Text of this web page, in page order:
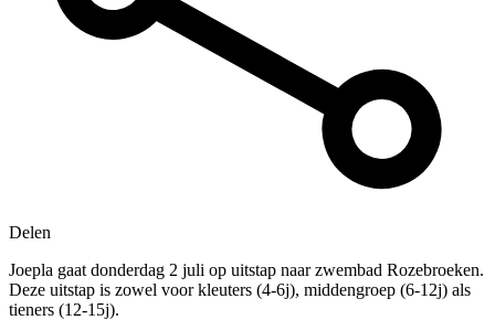
Delen
Joepla gaat donderdag 2 juli op uitstap naar zwembad Rozebroeken.
Deze uitstap is zowel voor kleuters (4-6j), middengroep (6-12j) als
tieners (12-15j).